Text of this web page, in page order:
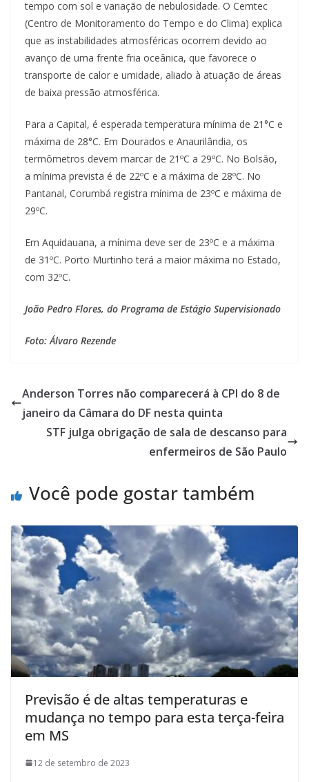
tempo com sol e variação de nebulosidade. O Cemtec
(Centro de Monitoramento do Tempo e do Clima) explica
que as instabilidades atmosféricas ocorrem devido ao
avanço de uma frente fria oceânica, que favorece o
transporte de calor e umidade, aliado à atuação de áreas
de baixa pressão atmosférica.
Para a Capital, é esperada temperatura mínima de 21°C e
máxima de 28°C. Em Dourados e Anaurilândia, os
termômetros devem marcar de 21ºC a 29ºC. No Bolsão,
a mínima prevista é de 22ºC e a máxima de 28ºC. No
Pantanal, Corumbá registra mínima de 23ºC e máxima de
29ºC.
Em Aquidauana, a mínima deve ser de 23ºC e a máxima
de 31ºC. Porto Murtinho terá a maior máxima no Estado,
com 32ºC.
João Pedro Flores, do Programa de Estágio Supervisionado
Foto: Álvaro Rezende
Anderson Torres não comparecerá à CPI do 8 de
janeiro da Câmara do DF nesta quinta
STF julga obrigação de sala de descanso para
enfermeiros de São Paulo
Você pode gostar também
Previsão é de altas temperaturas e
mudança no tempo para esta terça-feira
em MS
12 de setembro de 2023